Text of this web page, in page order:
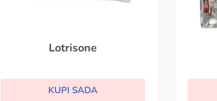
Lotrisone
KUPI SADA